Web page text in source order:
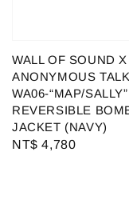
WALL OF SOUND X
ANONYMOUS
WA06-“MAP/SALLY”
REVERSIBLE
JACKET (NAVY)
Regular
NT$ 4,780